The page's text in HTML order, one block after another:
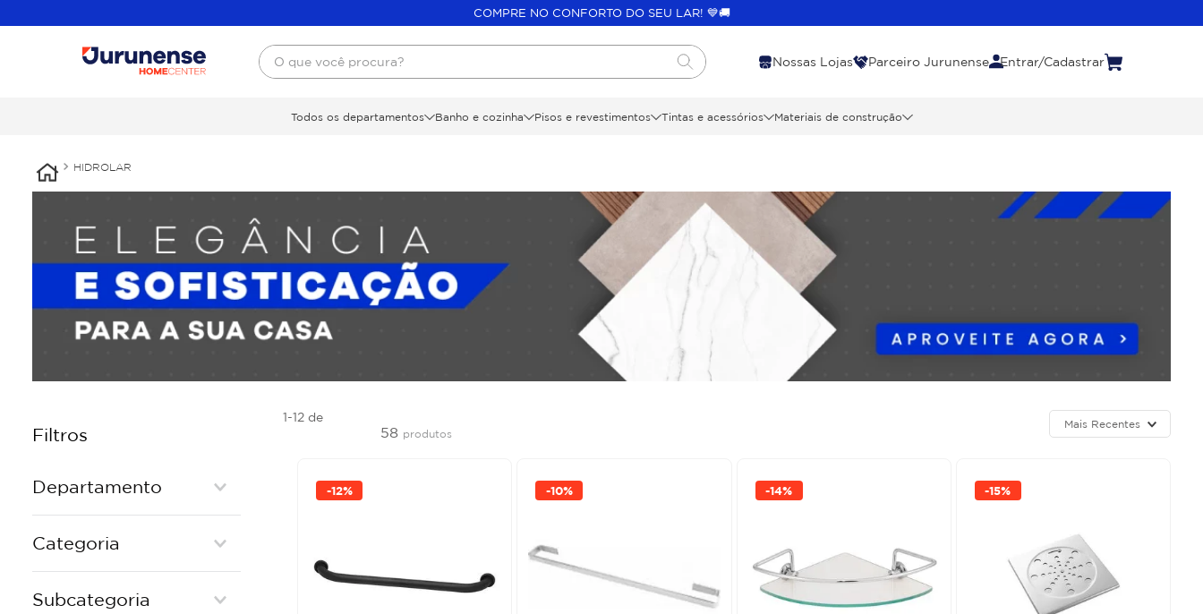
COMPRE NO CONFORTO DO SEU LAR! 💙🚚
O que você procura?
Nossas Lojas Parceiro Jurunense Entrar/Cadastrar
Todos os departamentos Banho e cozinha Pisos e revestimentos Tintas e acessórios Materiais de construção
HIDROLAR
Filtros
Departamento
Tubos e Conexões
Casa e Decoração
Categoria
CAIXAS E RALOS
Subcategoria
1-12 de
58 produtos
Mais Recentes
-12% -10% -14% -15%